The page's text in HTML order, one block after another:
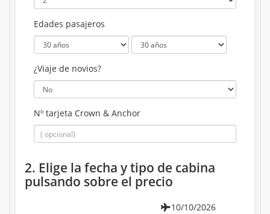
Edades pasajeros
¿Viaje de novios?
Nº tarjeta Crown & Anchor
2. Elige la fecha y tipo de cabina
pulsando sobre el precio
10/10/2026